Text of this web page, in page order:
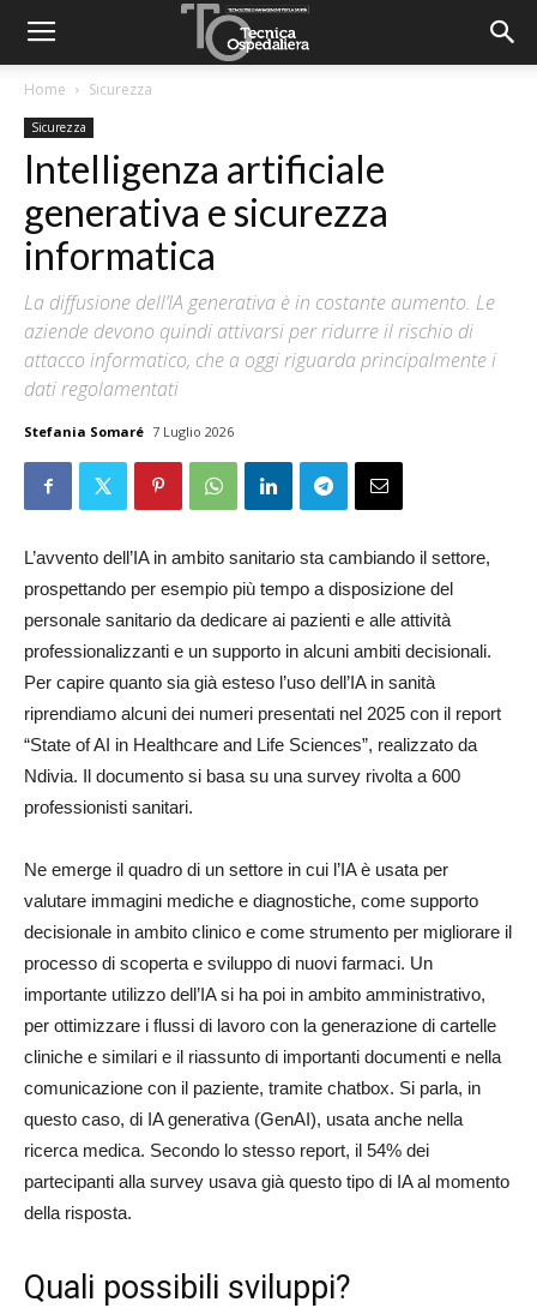
Home Sicurezza
Sicurezza
Intelligenza artificiale
generativa e sicurezza
informatica
La diffusione dell’IA generativa è in costante aumento. Le
aziende devono quindi attivarsi per ridurre il rischio di
attacco informatico, che a oggi riguarda principalmente i
dati regolamentati
Stefania Somaré 7 Luglio 2026
L’avvento dell’IA in ambito sanitario sta cambiando il settore,
prospettando per esempio più tempo a disposizione del
personale sanitario da dedicare ai pazienti e alle attività
professionalizzanti e un supporto in alcuni ambiti decisionali.
Per capire quanto sia già esteso l’uso dell’IA in sanità
riprendiamo alcuni dei numeri presentati nel 2025 con il report
“State of AI in Healthcare and Life Sciences”, realizzato da
Ndivia. Il documento si basa su una survey rivolta a 600
professionisti sanitari.
Ne emerge il quadro di un settore in cui l’IA è usata per
valutare immagini mediche e diagnostiche, come supporto
decisionale in ambito clinico e come strumento per migliorare il
processo di scoperta e sviluppo di nuovi farmaci. Un
importante utilizzo dell’IA si ha poi in ambito amministrativo,
per ottimizzare i flussi di lavoro con la generazione di cartelle
cliniche e similari e il riassunto di importanti documenti e nella
comunicazione con il paziente, tramite chatbox. Si parla, in
questo caso, di IA generativa (GenAI), usata anche nella
ricerca medica. Secondo lo stesso report, il 54% dei
partecipanti alla survey usava già questo tipo di IA al momento
della risposta.
Quali possibili sviluppi?